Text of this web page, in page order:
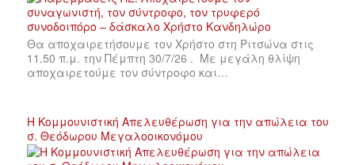
Θα αποχαιρετήσουμε τον Χρήστο στη Ριτσώνα στις
11.50 π.μ. την Πέμπτη 30/7/26 . Με μεγάλη θλίψη
αποχαιρετούμε τον σύντροφο και…
Η Κομμουνιστική Απελευθέρωση για την απώλεια του
σ. Θεόδωρου Μεγαλοοικονόμου